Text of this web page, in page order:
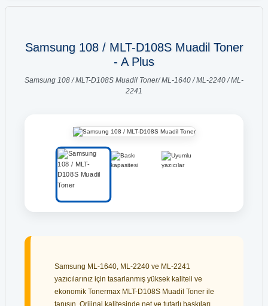
Samsung 108 / MLT-D108S Muadil Toner
- A Plus
Samsung 108 / MLT-D108S Muadil Toner/ ML-1640 / ML-2240 / ML-
2241
Samsung ML-1640, ML-2240 ve ML-2241
yazıcılarınız için tasarlanmış yüksek kaliteli ve
ekonomik Tonermax MLT-D108S Muadil Toner ile
tanışın. Orijinal kalitesinde net ve tutarlı baskıları